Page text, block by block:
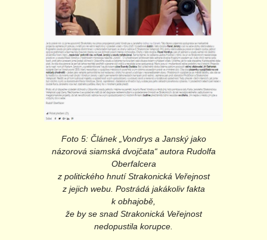
Foto 5: Článek „Vondrys a Janský jako
názorová siamská dvojčata“ autora Rudolfa
Oberfalcera
z politického hnutí Strakonická Veřejnost
z jejich webu. Postrádá jakákoliv fakta
k obhajobě,
že by se snad Strakonická Veřejnost
nedopustila korupce.